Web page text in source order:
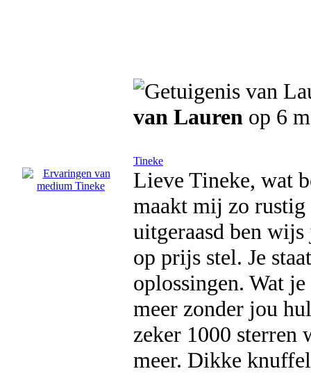
van Lauren op 6
Tineke
Lieve Tineke, wat
maakt mij zo
uitgeraasd ben
op prijs stel. Je
oplossingen. Wat
meer zonder jou
zeker 1000 sterren
meer. Dikke